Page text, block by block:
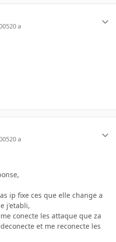
20 a
20 a
ip fixe ces que elle change a
j'etabli,
conecte les attaque que za
et me reconecte les